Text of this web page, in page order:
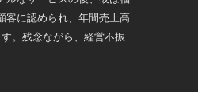
客に認められ、年間売上高
。残念ながら、経営不振